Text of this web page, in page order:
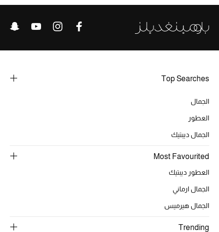
Top Searches
الجمال
العطور
الجمال ديبتيك
Most Favourited
العطور ديبتيك
الجمال ارماني
الجمال هيرميس
Trending